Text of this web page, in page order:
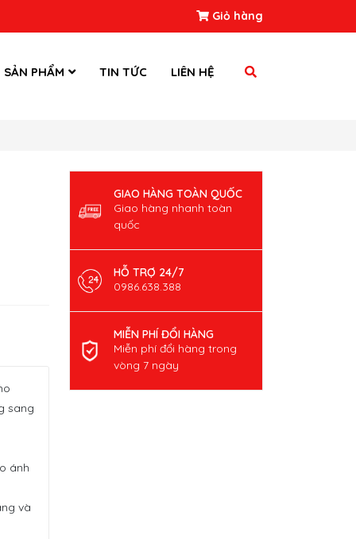
Giỏ hàng
SẢN PHẨM TIN TỨC LIÊN HỆ
sang
ánh
và
GIAO HÀNG TOÀN QUỐC
Giao hàng nhanh toàn
quốc
HỖ TRỢ 24/7
0986.638.388
MIỄN PHÍ ĐỔI HÀNG
Miễn phí đổi hàng trong
vòng 7 ngày